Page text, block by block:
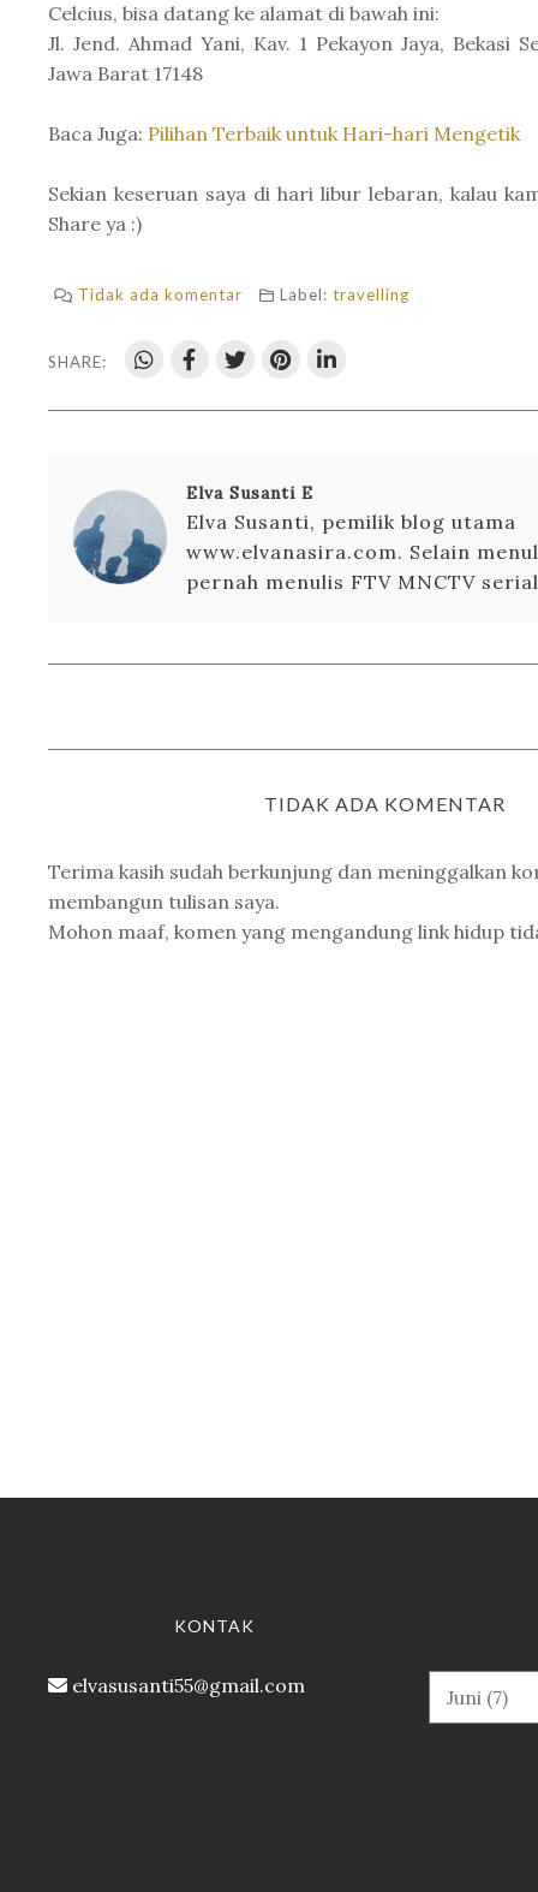
Celcius, bisa datang ke alamat di bawah ini:
Jl. Jend. Ahmad Yani, Kav. 1 Pekayon Jaya, Bekasi
Jawa Barat 17148
Baca Juga: Pilihan Terbaik untuk Hari-hari Mengetik
Sekian keseruan saya di hari libur lebaran, kalau
Share ya :)
Tidak ada komentar Label: travelling
SHARE:
Elva Susanti E
Elva Susanti, pemilik blog utama
www.elvanasira.com. Selain
pernah menulis FTV MNCTV
TIDAK ADA KOMENTAR
Terima kasih sudah berkunjung dan meninggalkan
membangun tulisan saya.
Mohon maaf, komen yang mengandung link hidup
KONTAK
elvasusanti55@gmail.com